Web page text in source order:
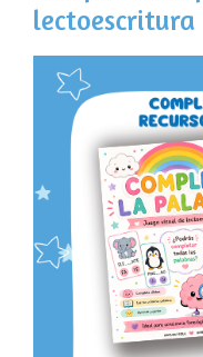
lectoescritura